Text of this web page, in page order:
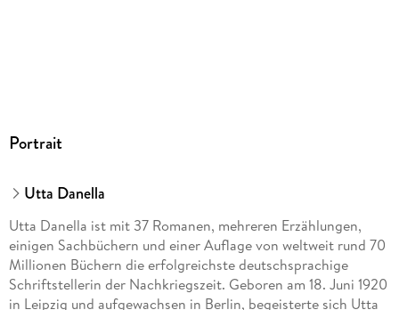
Portrait
Utta Danella
Utta Danella ist mit 37 Romanen, mehreren Erzählungen,
einigen Sachbüchern und einer Auflage von weltweit rund 70
Millionen Büchern die erfolgreichste deutschsprachige
Schriftstellerin der Nachkriegszeit. Geboren am 18. Juni 1920
in Leipzig und aufgewachsen in Berlin, begeisterte sich Utta